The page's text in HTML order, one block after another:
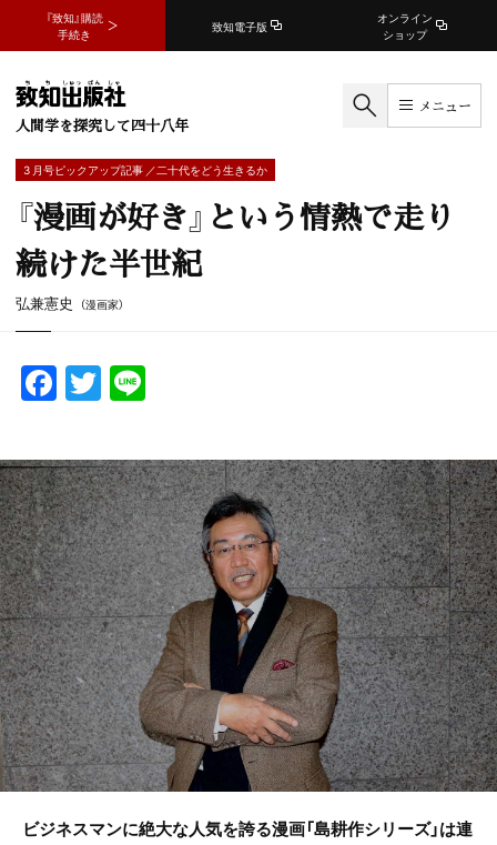
『致知』購読
手続き
致知電子版
オンライン
ショップ
人間学を探究して四十八年
メニュー
3 月号ピックアップ記事 ／二十代をどう生きるか
『漫画が好き』という情熱で走り
続けた半世紀
弘兼憲史 （漫画家）
F
a
c
e
b
o
o
k
T
w
itt
er
e
ビジネスマンに絶大な人気を誇る漫画「島耕作シリーズ」は連